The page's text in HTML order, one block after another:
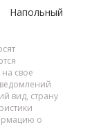
Напольный
свое
вид, страну
о